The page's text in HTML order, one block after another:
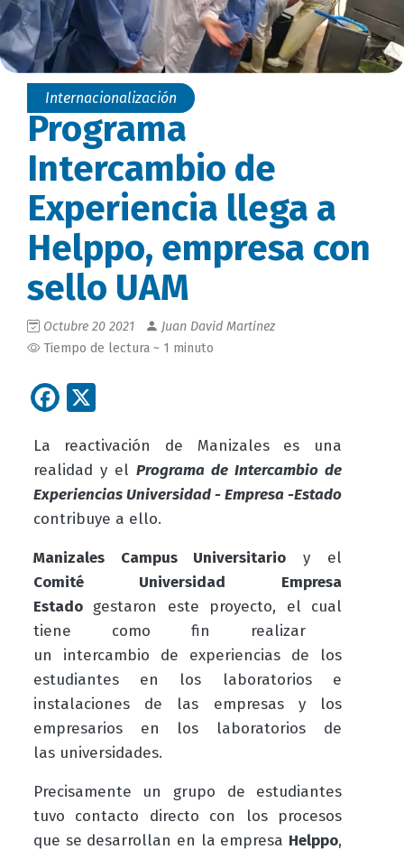
Internacionalización
Programa
Intercambio de
Experiencia llega a
Helppo, empresa con
sello UAM
Octubre 20 2021
Juan David Martinez
Tiempo de lectura ~ 1 minuto
Facebook
La reactivación de Manizales es una
realidad y el Programa de Intercambio de
Experiencias Universidad - Empresa -Estado
contribuye a ello.
Manizales Campus Universitario y el
Comité Universidad Empresa
Estadogestaron este proyecto, el cual
tiene como fin realizar
un intercambio de experiencias de los
estudiantes en los
laboratorios e
instalaciones de las empresas y los
empresarios en los laboratorios de
las universidades.
Precisamente un grupo de estudiantes
tuvo contacto directo con los procesos
que se desarrollan en la empresa Helppo,